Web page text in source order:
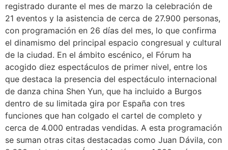
registrado durante el mes de marzo la celebración de
21 eventos y la asistencia de cerca de 27.900 personas,
con programación en 26 días del mes, lo que confirma
el dinamismo del principal espacio congresual y cultural
de la ciudad. En el ámbito escénico, el Fórum ha
acogido diez espectáculos de primer nivel, entre los
que destaca la presencia del espectáculo internacional
de danza china Shen Yun, que ha incluido a Burgos
dentro de su limitada gira por España con tres
funciones que han colgado el cartel de completo y
cerca de 4.000 entradas vendidas. A esta programación
se suman otras citas destacadas como Juan Dávila, con